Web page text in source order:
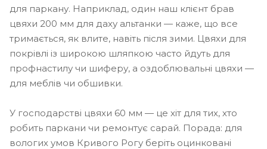
для паркану. Наприклад, один наш клієнт брав
цвяхи 200 мм для даху альтанки — каже, що все
тримається, як влите, навіть після зими. Цвяхи для
покрівлі із широкою шляпкою часто йдуть для
профнастилу чи шиферу, а оздоблювальні цвяхи —
для меблів чи обшивки.
У господарстві цвяхи 60 мм — це хіт для тих, хто
робить паркани чи ремонтує сарай. Порада: для
вологих умов Кривого Рогу беріть оцинковані